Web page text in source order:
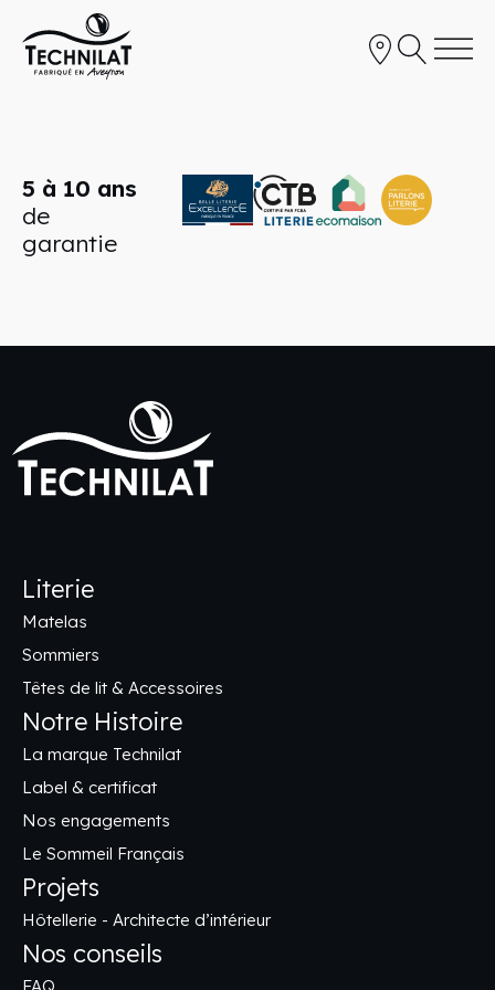
5 à 10 ans
de
garantie
Literie
Matelas
Sommiers
Têtes de lit & Accessoires
Notre Histoire
La marque Technilat
Label & certificat
Nos engagements
Le Sommeil Français
Projets
Hôtellerie - Architecte d’intérieur
Nos conseils